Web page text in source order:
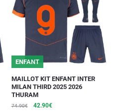
ENFANT
MAILLOT KIT ENFANT INTER
MILAN THIRD 2025 2026
THURAM
74.90€ 42.90€